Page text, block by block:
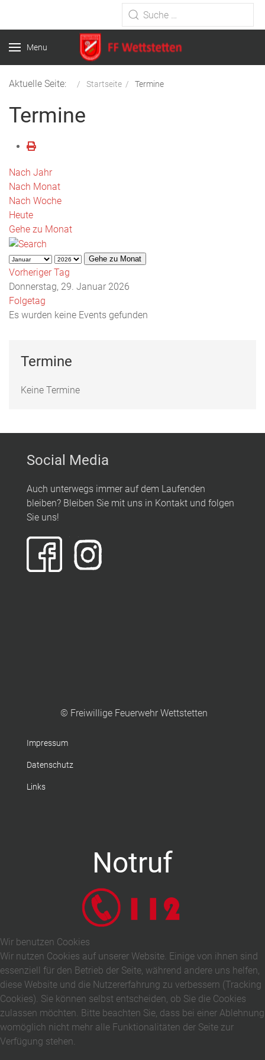
Type 2 or more characters for
results.
Menu
Aktuelle Seite: Startseite Termine
Termine
Nach Jahr
Nach Monat
Nach Woche
Heute
Gehe zu Monat
Gehe zu Monat
Vorheriger Tag
Donnerstag, 29. Januar 2026
Folgetag
Es wurden keine Events gefunden
Termine
Keine Termine
Social Media
Auch unterwegs immer auf dem Laufenden
bleiben? Bleiben Sie mit uns in Kontakt und folgen
Sie uns!
© Freiwillige Feuerwehr Wettstetten
Impressum
Datenschutz
Links
Notruf
Wir benutzen Cookies
Wir nutzen Cookies auf unserer Website. Einige von ihnen sind
essenziell für den Betrieb der Seite, während andere uns helfen,
diese Website und die Nutzererfahrung zu verbessern (Tracking
Cookies). Sie können selbst entscheiden, ob Sie die Cookies
zulassen möchten. Bitte beachten Sie, dass bei einer Ablehnung
womöglich nicht mehr alle Funktionalitäten der Seite zur
Verfügung stehen.